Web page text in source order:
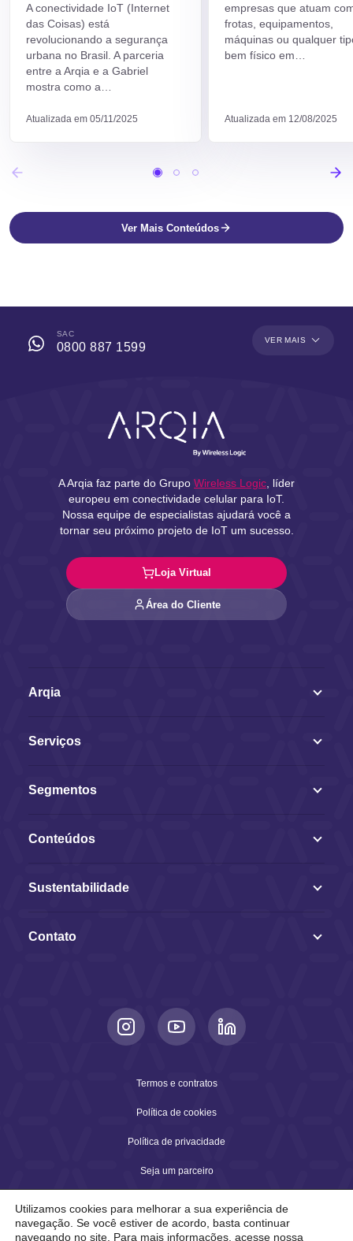
A conectividade IoT (Internet
das Coisas) está
revolucionando a segurança
urbana no Brasil. A parceria
entre a Arqia e a Gabriel
mostra como a…
Atualizada em 05/11/2025
empresas que atuam
frotas, equipamentos,
máquinas ou qualquer
bem físico em…
Atualizada em 12/08/2025
Ver Mais Conteúdos
SAC
0800 887 1599
VER MAIS
A Arqia faz parte do Grupo Wireless Logic , líder
europeu em conectividade celular para IoT.
Nossa equipe de especialistas ajudará você a
tornar seu próximo projeto de IoT um sucesso.
Loja Virtual
Área do Cliente
Arqia
Serviços
Segmentos
Conteúdos
Sustentabilidade
Contato
Termos e contratos
Política de cookies
Política de privacidade
Seja um parceiro
2026 © Copyright Arqia. Todos os direitos reservados.
Utilizamos cookies para melhorar a sua experiência de
navegação. Se você estiver de acordo, basta continuar
navegando no site. Para mais informações, acesse nossa